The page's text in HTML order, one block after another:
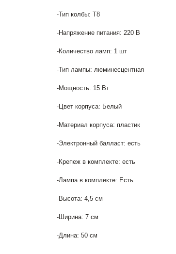
-Тип колбы: T8
-Напряжение питания: 220 В
-Количество ламп: 1 шт
-Тип лампы: люминесцентная
-Мощность: 15 Вт
-Цвет корпуса: Белый
-Материал корпуса: пластик
-Электронный балласт: есть
-Крепеж в комплекте: есть
-Лампа в комплекте: Есть
-Высота: 4,5 см
-Ширина: 7 см
-Длина: 50 см